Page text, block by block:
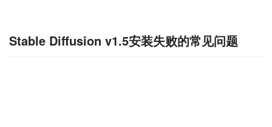
Stable Diffusion v1.5安装失败的常见问题